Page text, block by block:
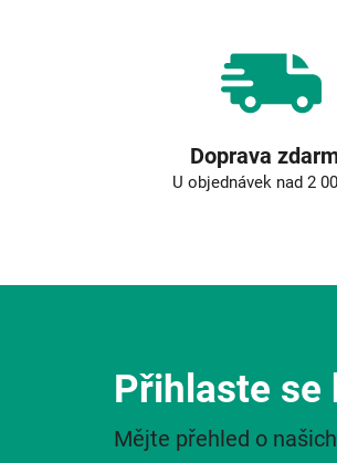
Doprava
U objednávek nad 2
Přihlaste se
Mějte přehled o